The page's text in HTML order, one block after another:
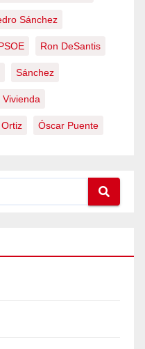
Sánchez
Ron DeSantis
Sánchez
Vivienda
Óscar Puente